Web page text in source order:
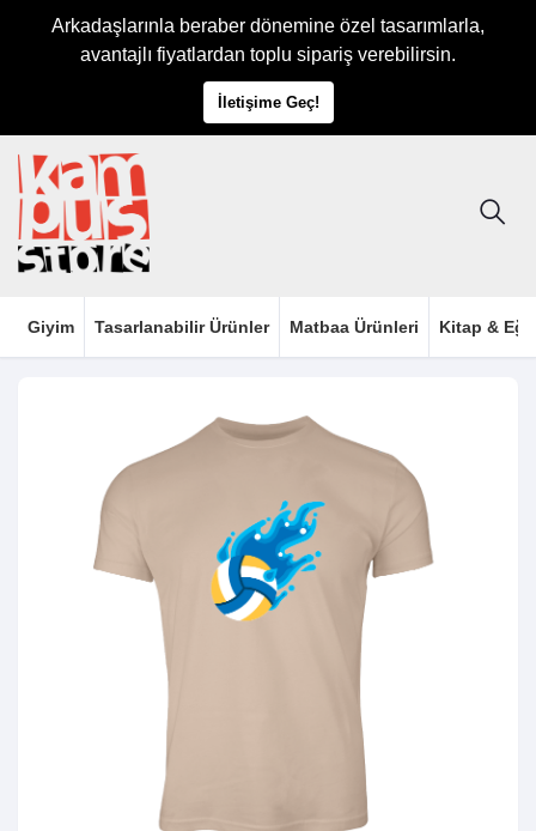
Arkadaşlarınla beraber dönemine özel tasarımlarla,
avantajlı fiyatlardan toplu sipariş verebilirsin.
İletişime Geç!
Giyim Tasarlanabilir Ürünler Matbaa Ürünleri Kitap &